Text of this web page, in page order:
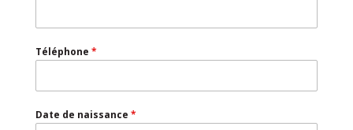
Téléphone *
Date de naissance *